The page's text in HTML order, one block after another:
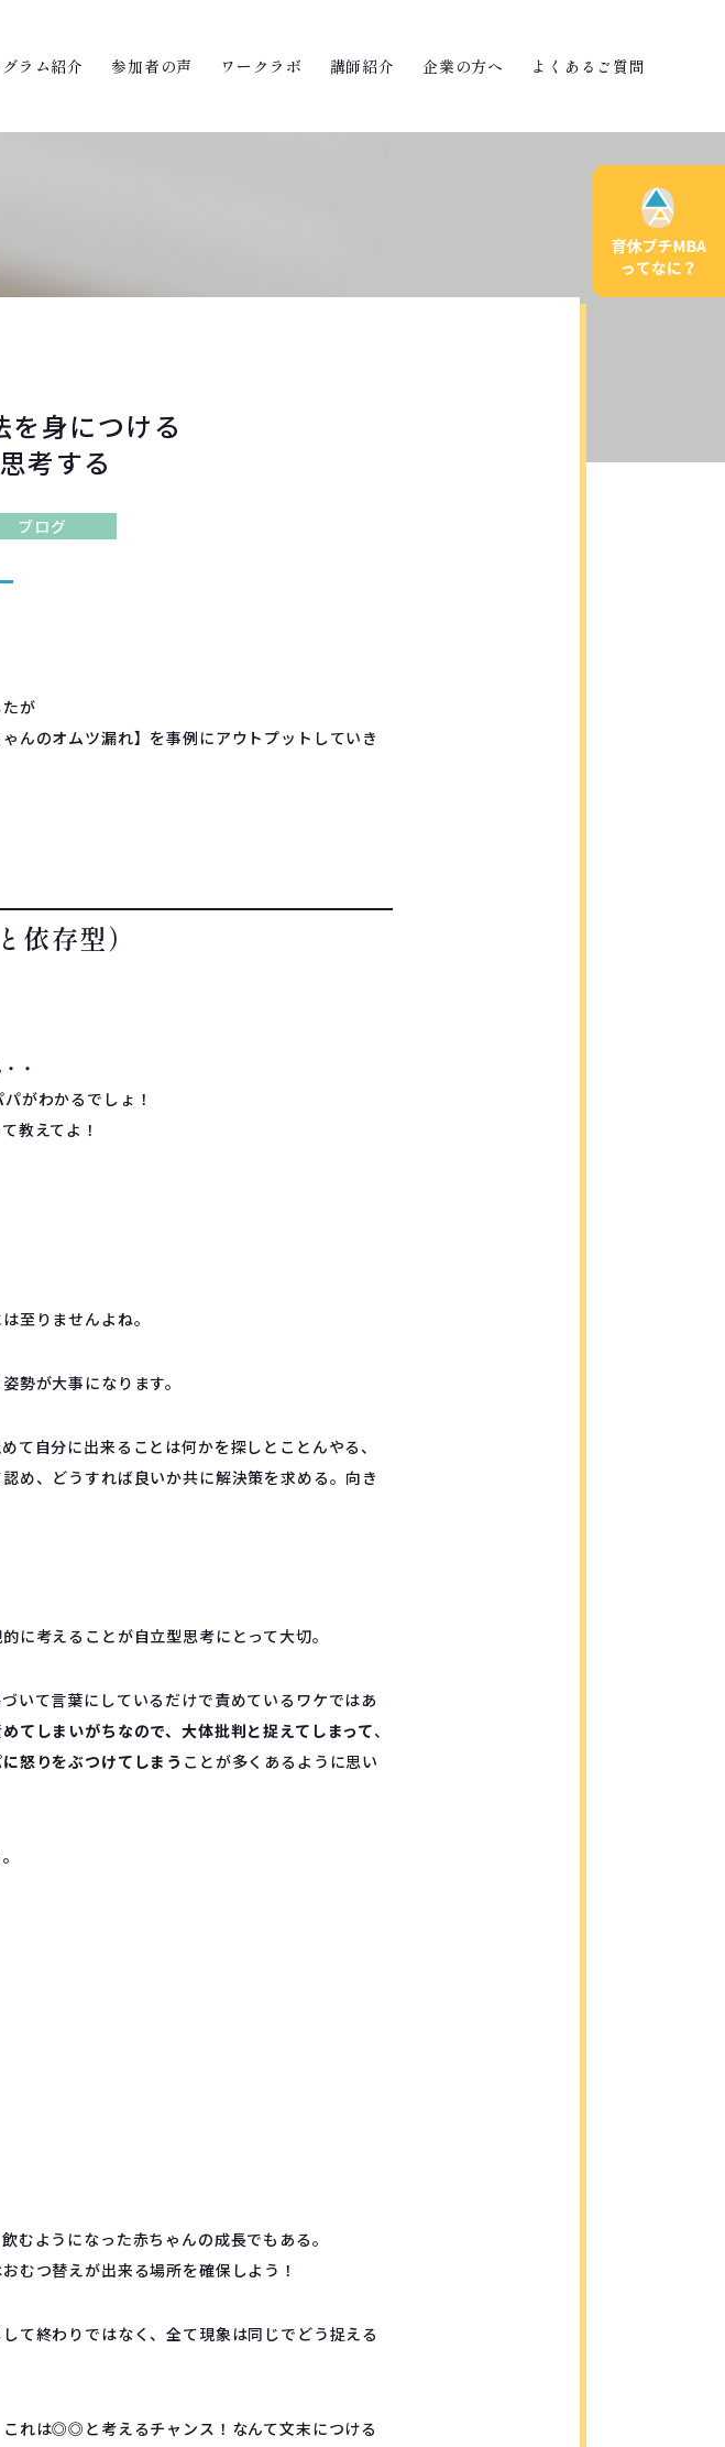
ラム紹介 参加者の声 ワークラボ 講師紹介 企業の方へ よくあるご質問
を身につける
考する
ブログ
が
んのオムツ漏れ】を事例にアウトプットしていき
存型）
・
がわかるでしょ！
教えてよ！
至りませんよね。
勢が大事になります。
て自分に出来ることは何かを探しとことんやる、
め、どうすれば良いか共に解決策を求める。向き
に考えることが自立型思考にとって大切。
いて言葉にしているだけで責めているワケではあ
てしまいがちなので、大体批判と捉えてしまって、
怒りをぶつけてしまう ことが多くあるように思い
むようになった赤ちゃんの成長でもある。
むつ替えが出来る場所を確保しよう！
て終わりではなく、全て現象は同じでどう捉える
れは◎◎と考えるチャンス！なんて文末につける